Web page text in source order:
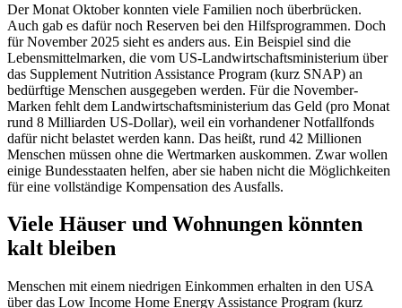
Der Monat Oktober konnten viele Familien noch überbrücken.
Auch gab es dafür noch Reserven bei den Hilfsprogrammen. Doch
für November 2025 sieht es anders aus. Ein Beispiel sind die
Lebensmittelmarken, die vom US-Landwirtschaftsministerium über
das Supplement Nutrition Assistance Program (kurz SNAP) an
bedürftige Menschen ausgegeben werden. Für die November-
Marken fehlt dem Landwirtschaftsministerium das Geld (pro Monat
rund 8 Milliarden US-Dollar), weil ein vorhandener Notfallfonds
dafür nicht belastet werden kann. Das heißt, rund 42 Millionen
Menschen müssen ohne die Wertmarken auskommen. Zwar wollen
einige Bundesstaaten helfen, aber sie haben nicht die Möglichkeiten
für eine vollständige Kompensation des Ausfalls.
Viele Häuser und Wohnungen könnten
kalt bleiben
Menschen mit einem niedrigen Einkommen erhalten in den USA
über das Low Income Home Energy Assistance Program (kurz